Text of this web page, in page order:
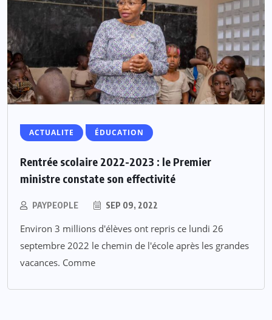
ACTUALITE ÉDUCATION
Rentrée scolaire 2022-2023 : le Premier
ministre constate son effectivité
PAYPEOPLE SEP 09, 2022
Environ 3 millions d'élèves ont repris ce lundi 26
septembre 2022 le chemin de l'école après les grandes
vacances. Comme